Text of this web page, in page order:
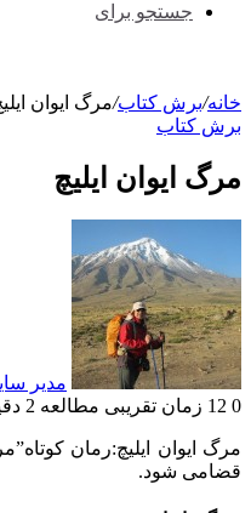
جستجو برای
خانه/برش کتاب/مرگ ایوان
برش کتاب
مرگ ایوان ایلیچ
مدیر
0
زمان تقریبی مطالعه 2 دقیقه
مرگ ایوان ایلیچ:رمان
قضامی شود.